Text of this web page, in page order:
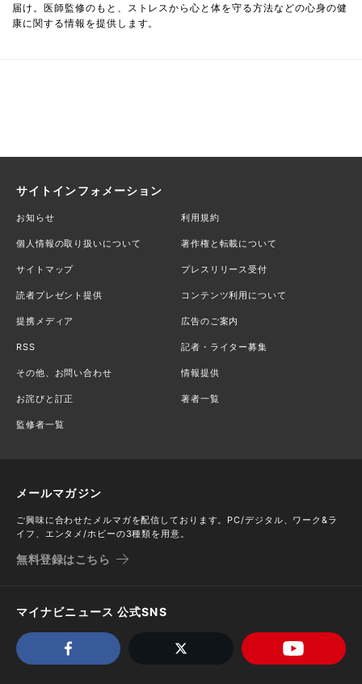
届け。医師監修のもと、ストレスから心と体を守る方法などの心身の健
康に関する情報を提供します。
サイトインフォメーション
お知らせ 利用規約
個人情報の取り扱いについて 著作権と転載について
サイトマップ プレスリリース受付
読者プレゼント提供 コンテンツ利用について
提携メディア 広告のご案内
RSS 記者・ライター募集
その他、お問い合わせ 情報提供
お詫びと訂正 著者一覧
監修者一覧
メールマガジン
ご興味に合わせたメルマガを配信しております。PC/デジタル、ワーク&ラ
イフ、エンタメ/ホビーの3種類を用意。
無料登録はこちら
マイナビニュース 公式SNS